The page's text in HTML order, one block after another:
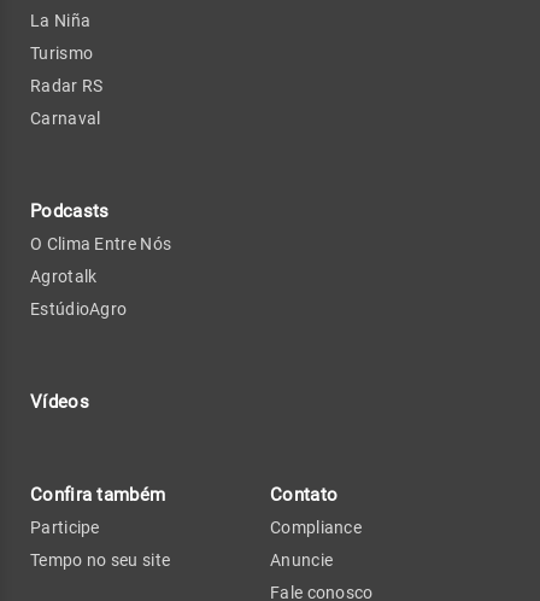
La Niña
Turismo
Radar RS
Carnaval
Podcasts
O Clima Entre Nós
Agrotalk
EstúdioAgro
Vídeos
Confira também
Participe
Tempo no seu site
Contato
Compliance
Anuncie
Fale conosco